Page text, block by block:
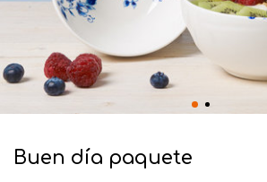
Buen día paquete